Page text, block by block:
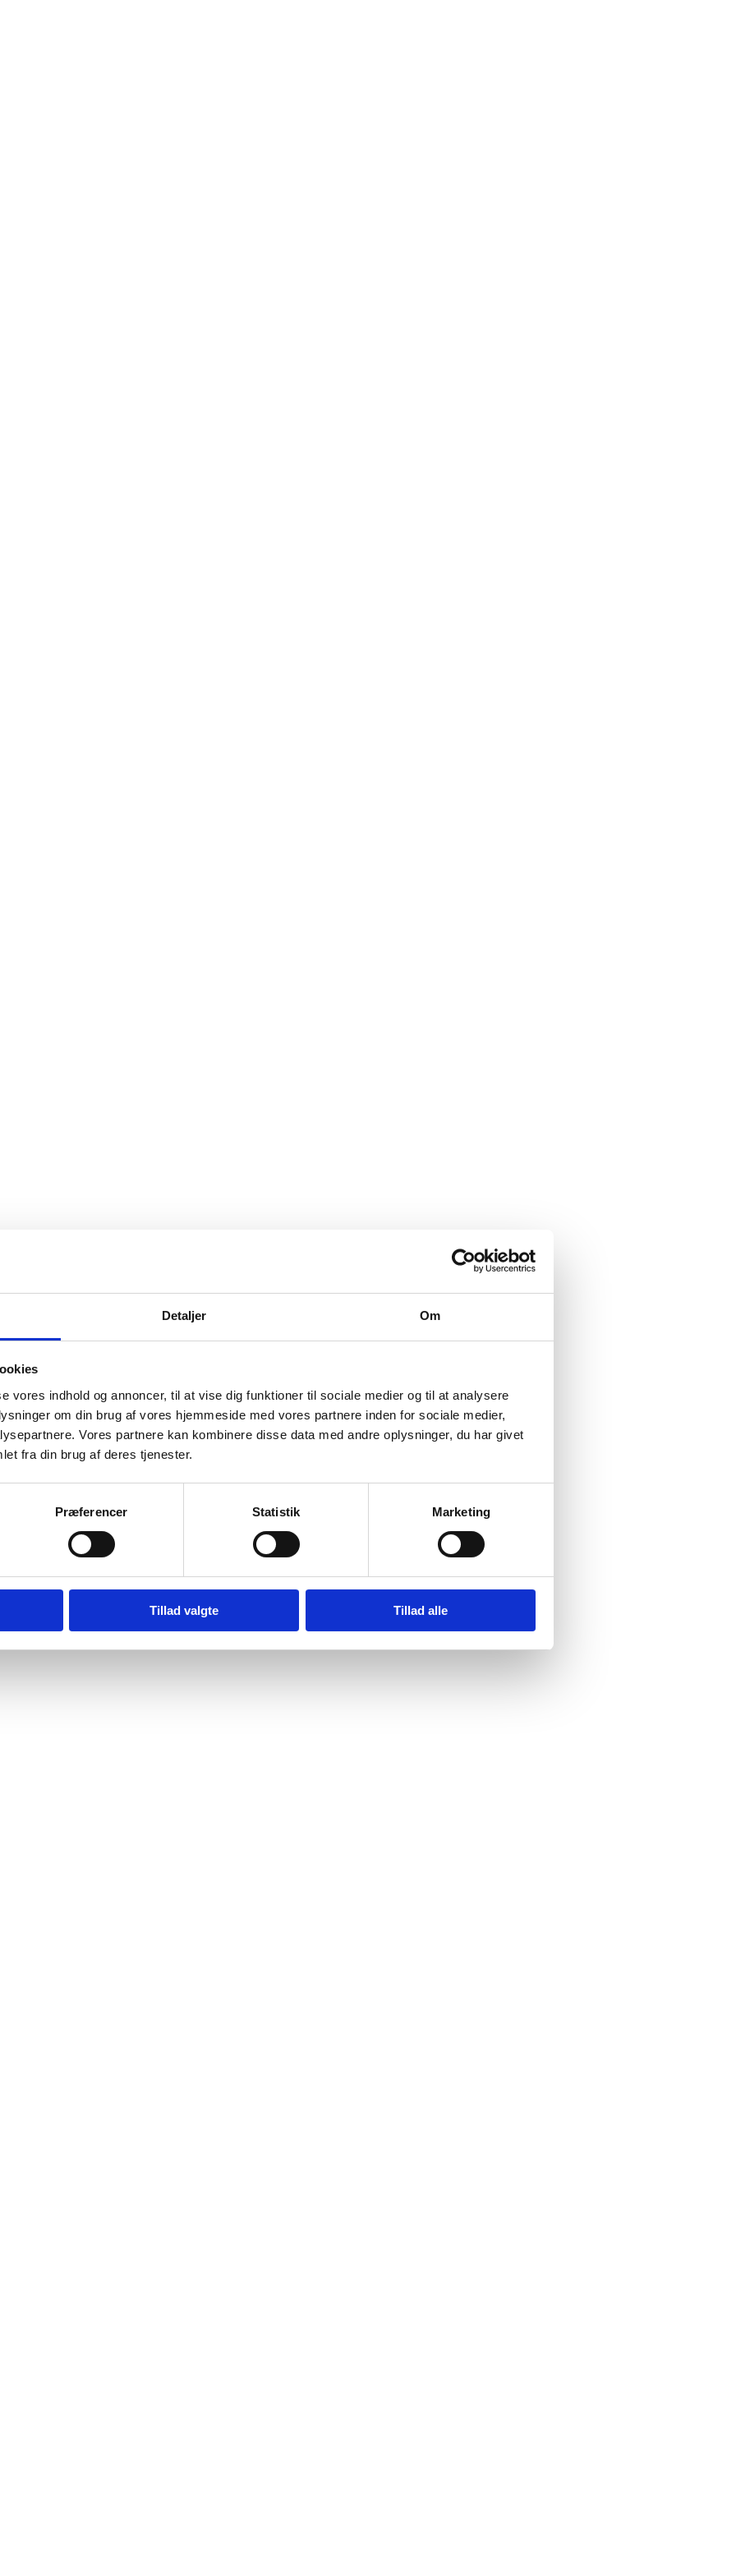
Detaljer Om
vores indhold og annoncer, til at vise dig funktioner til sociale medier og til at analysere
om din brug af vores hjemmeside med vores partnere inden for sociale medier,
Vores partnere kan kombinere disse data med andre oplysninger, du har givet
fra din brug af deres tjenester.
Præferencer Statistik Marketing
Tillad valgte Tillad alle